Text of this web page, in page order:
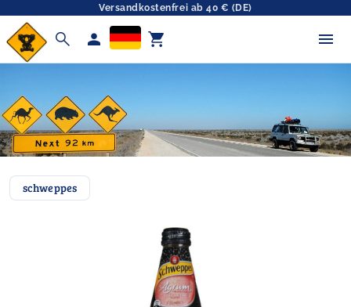
Versandkostenfrei ab 40 € (DE)
search person shopping_cart
schweppes